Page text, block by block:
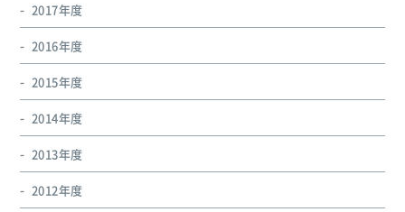
2017年度
2016年度
2015年度
2014年度
2013年度
2012年度